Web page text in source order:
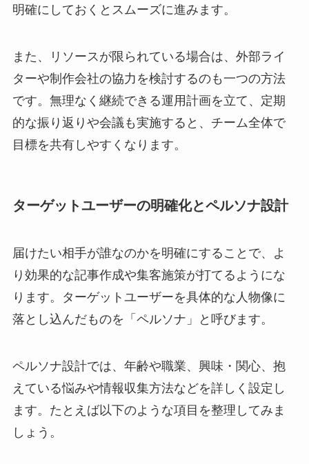
明確にしておくとスムーズに進みます。
また、リソースが限られている場合は、外部ライ
ターや制作会社の協力を検討するのも一つの方法
です。無理なく継続できる運用計画を立て、定期
的な振り返りや会議も実施すると、チーム全体で
目標を共有しやすくなります。
ターゲットユーザーの明確化とペルソナ設計
届けたい相手が誰なのかを明確にすることで、よ
り効果的な記事作成や集客施策が打てるようにな
ります。ターゲットユーザーを具体的な人物像に
落とし込んだものを「ペルソナ」と呼びます。
ペルソナ設計では、年齢や職業、興味・関心、抱
えている悩みや情報収集方法などを詳しく設定し
ます。たとえば以下のような項目を整理してみま
しょう。